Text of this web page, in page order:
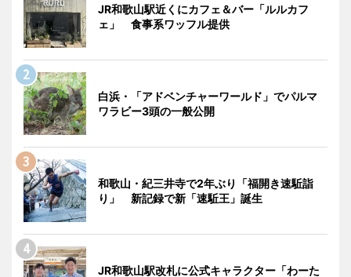
JR和歌山駅近くにカフェ＆バー「ルルカフ
ェ」 食事系ワッフル提供
白浜・「アドベンチャーワールド」でパルマ
ワラビー3頭の一般公開
和歌山・紀三井寺で2年ぶり「福開き速駈詣
り」 新記録で新「速駈王」誕生
JR和歌山駅改札に公式キャラクター「わーた